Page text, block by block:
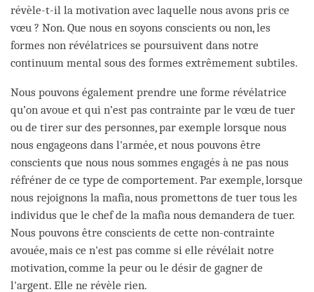
révèle-t-il la motivation avec laquelle nous avons pris ce
vœu ? Non. Que nous en soyons conscients ou non, les
formes non révélatrices se poursuivent dans notre
continuum mental sous des formes extrêmement subtiles.
Nous pouvons également prendre une forme révélatrice
qu’on avoue et qui n’est pas contrainte par le vœu de tuer
ou de tirer sur des personnes, par exemple lorsque nous
nous engageons dans l'armée, et nous pouvons être
conscients que nous nous sommes engagés à ne pas nous
réfréner de ce type de comportement. Par exemple, lorsque
nous rejoignons la mafia, nous promettons de tuer tous les
individus que le chef de la mafia nous demandera de tuer.
Nous pouvons être conscients de cette non-contrainte
avouée, mais ce n'est pas comme si elle révélait notre
motivation, comme la peur ou le désir de gagner de
l'argent. Elle ne révèle rien.